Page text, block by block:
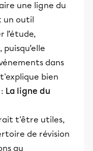
une ligne du
un outil
l’étude,
dans
bien
La ligne du
t'être utiles,
de révision
au